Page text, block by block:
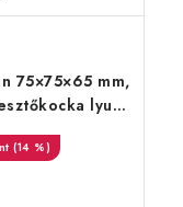
75×75×65 mm,
lyuk
1 db
(14 %)